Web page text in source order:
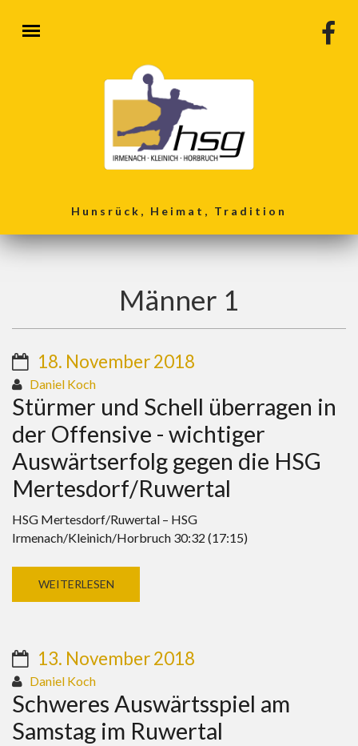
Hunsrück, Heimat, Tradition
Männer 1
18. November 2018
Daniel Koch
Stürmer und Schell überragen in
der Offensive - wichtiger
Auswärtserfolg gegen die HSG
Mertesdorf/Ruwertal
HSG Mertesdorf/Ruwertal – HSG
Irmenach/Kleinich/Horbruch 30:32 (17:15)
WEITERLESEN
13. November 2018
Daniel Koch
Schweres Auswärtsspiel am
Samstag im Ruwertal